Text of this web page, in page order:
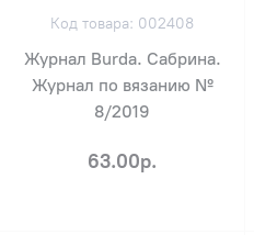
Код товара: 002408
Журнал Burda. Сабрина.
Журнал по вязанию №
8/2019
63.00р.